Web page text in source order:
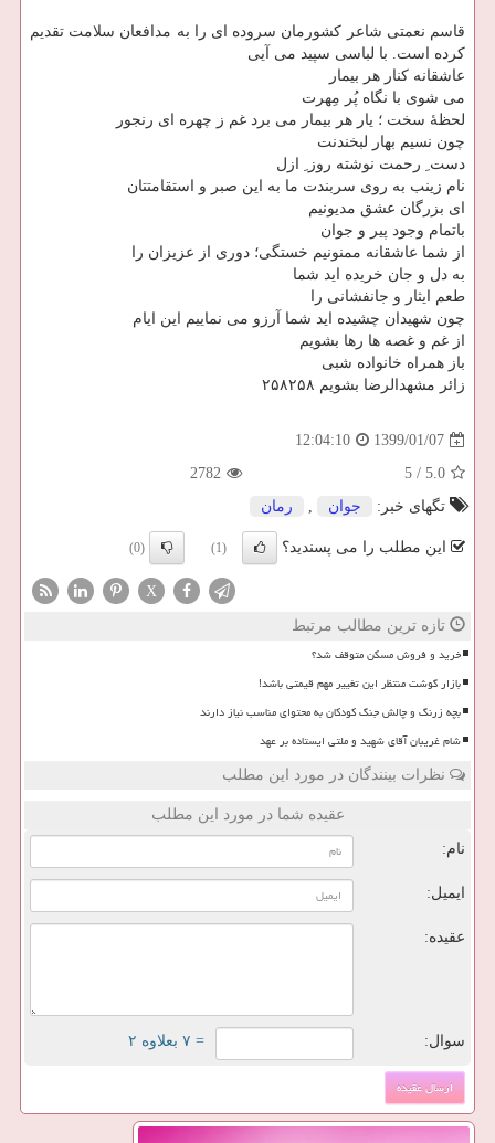
قاسم نعمتی شاعر كشورمان سروده ای را به مدافعان سلامت تقدیم
كرده است. با لباسی سپید می آیی
عاشقانه كنار هر بیمار
می شوی با نگاه پُر مِهرت
لحظهٔ سخت ؛ یار هر بیمار می برد غم ز چهره ای رنجور
چون نسیم بهار لبخندنت
دست ِ رحمت نوشته روز ِ ازل
نام زینب به روی سربندت ما به این صبر و استقامتتان
ای بزرگان عشق مدیونیم
باتمام وجود پیر و جوان
از شما عاشقانه ممنونیم خستگی؛ دوری از عزیزان را
به دل و جان خریده اید شما
طعم ایثار و جانفشانی را
چون شهیدان چشیده اید شما آرزو می نماییم این ایام
از غم و غصه ها رها بشویم
باز همراه خانواده شبی
زائر مشهدالرضا بشویم ۲۵۸۲۵۸
1399/01/07
12:04:10
5.0
/
5
2782
تگهای خبر:
جوان , رمان
این مطلب را می پسندید؟ (1)
(0)
X
تازه ترین مطالب مرتبط
خرید و فروش مسکن متوقف شد؟
بازار گوشت منتظر این تغییر مهم قیمتی باشد!
بچه زرنگ و چالش جنگ کودکان به محتوای مناسب نیاز دارند
شام غریبان آقای شهید و ملتی ایستاده بر عهد
نظرات بینندگان در مورد این مطلب
عقیده شما در مورد این مطلب
نام:
ایمیل:
عقیده:
سوال: = ۷ بعلاوه ۲